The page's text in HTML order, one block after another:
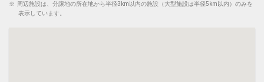
※
周辺施設は、分譲地の所在地から半径3km以内の施設（大型施設は半径5km以内）のみを
表示しています。